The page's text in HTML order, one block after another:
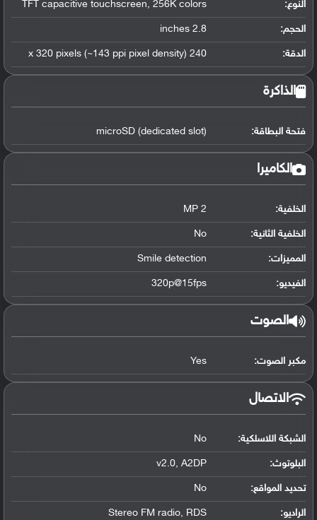
النوع: TFT capacitive touchscreen, 256K colors
الحجم: 2.8 inches
الدقة: 240 x 320 pixels (~143 ppi pixel density)
الذاكرة
فتحة البطاقة: microSD (dedicated slot)
الكاميرا
الخلفية: 2 MP
الخلفية الثانية: No
المميزات: Smile detection
الفيديو: 320p@15fps
الصوت
مكبر الصوت: Yes
الاتصال
الشبكة اللاسلكية: No
البلوتوث:
v2.0, A2DP
تحديد المواقع:
No
الراديو: Stereo FM radio, RDS